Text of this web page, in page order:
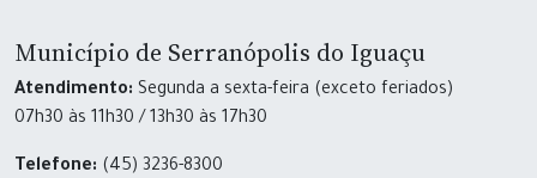
Município de Serranópolis do Iguaçu
Atendimento: Segunda a sexta-feira (exceto feriados)
07h30 às 11h30 / 13h30 às 17h30
Telefone: (45) 3236-8300